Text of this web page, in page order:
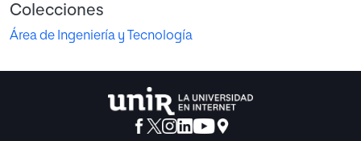
Colecciones
Área de Ingeniería y Tecnología